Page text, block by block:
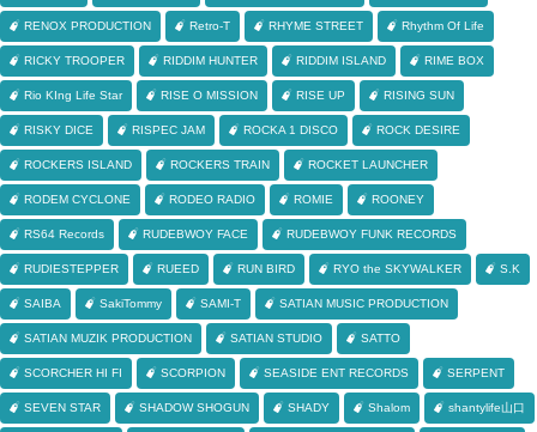
RENOX PRODUCTION Retro-T RHYME STREET Rhythm Of Life
RICKY TROOPER RIDDIM HUNTER RIDDIM ISLAND RIME BOX
Rio KIng Life Star RISE O MISSION RISE UP RISING SUN
RISKY DICE RISPEC JAM ROCKA 1 DISCO ROCK DESIRE
ROCKERS ISLAND ROCKERS TRAIN ROCKET LAUNCHER
RODEM CYCLONE RODEO RADIO ROMIE ROONEY
RS64 Records RUDEBWOY FACE RUDEBWOY FUNK RECORDS
RUDIESTEPPER RUEED RUN BIRD RYO the SKYWALKER S.K
SAIBA SakiTommy SAMI-T SATIAN MUSIC PRODUCTION
SATIAN MUZIK PRODUCTION SATIAN STUDIO SATTO
SCORCHER HI FI SCORPION SEASIDE ENT RECORDS SERPENT
SEVEN STAR SHADOW SHOGUN SHADY Shalom shantylife山口